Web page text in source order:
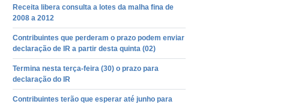
Receita libera consulta a lotes da malha fina de
2008 a 2012
Contribuintes que perderam o prazo podem enviar
declaração de IR a partir desta quinta (02)
Termina nesta terça-feira (30) o prazo para
declaração do IR
Contribuintes terão que esperar até junho para